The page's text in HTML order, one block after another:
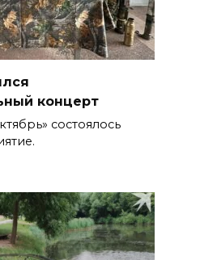
концерт
состоялось